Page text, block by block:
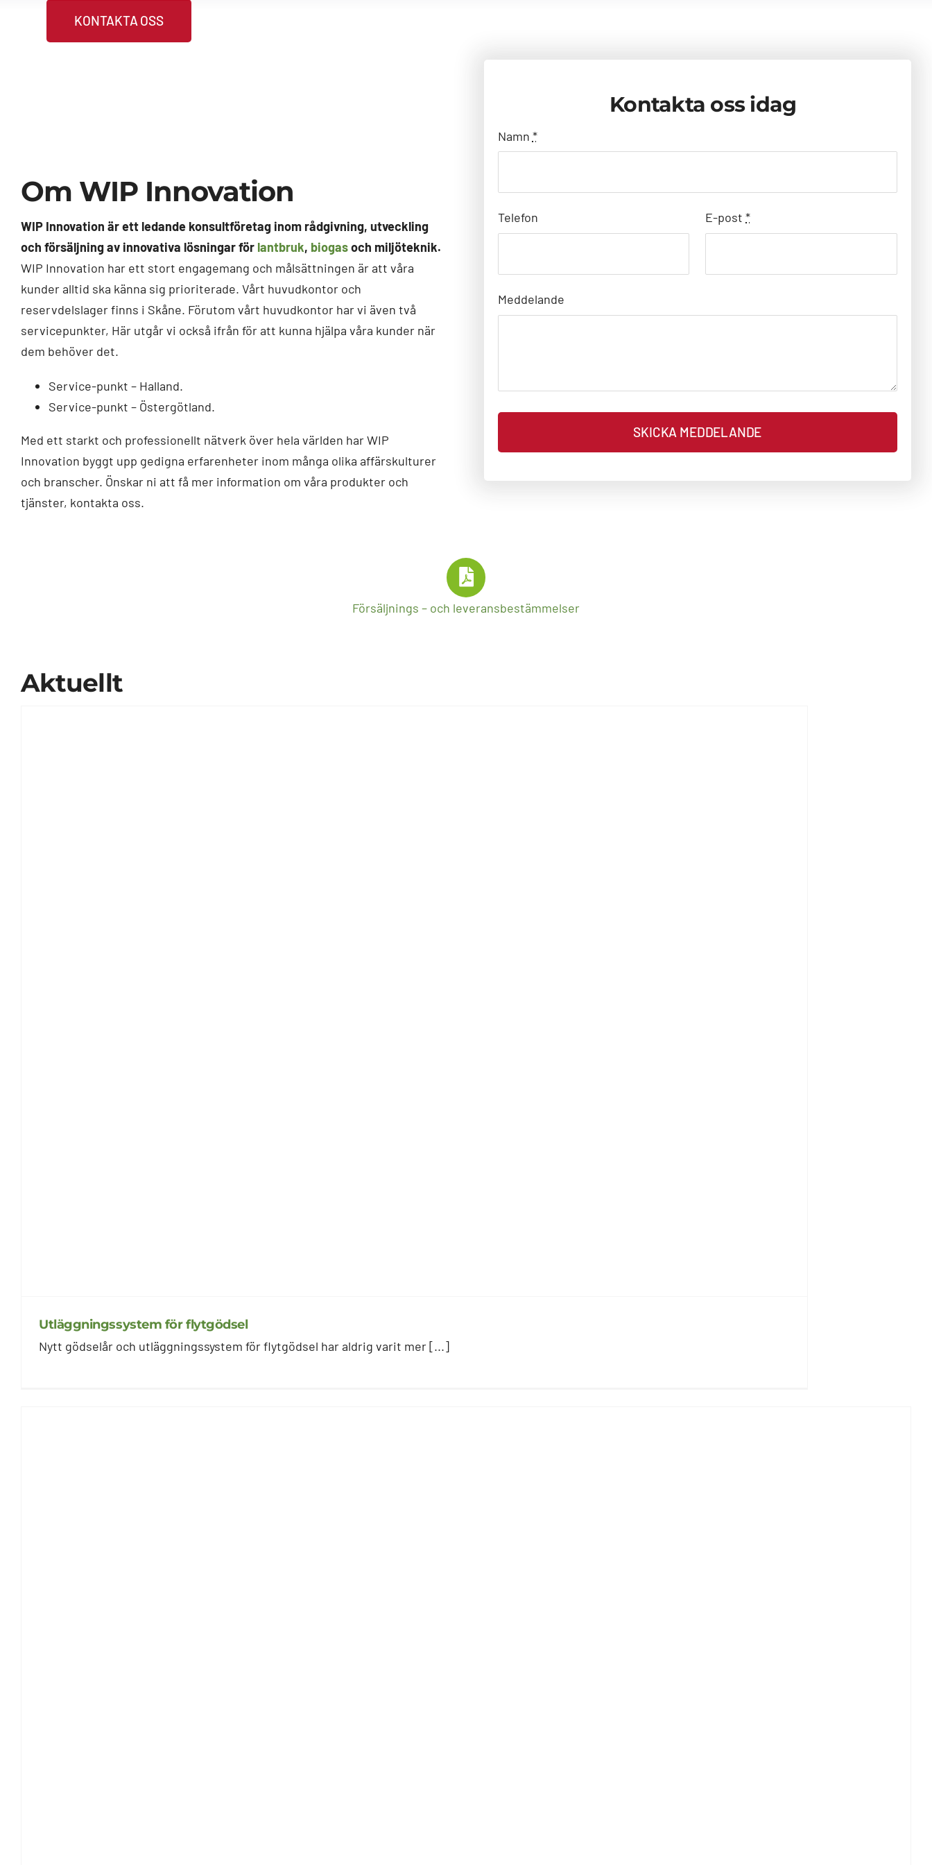
KONTAKTA OSS
Om WIP Innovation
WIP Innovation är ett ledande konsultföretag inom rådgivning, utveckling
och försäljning av innovativa lösningar för lantbruk, biogasoch miljöteknik.
WIP Innovation har ett stort engagemang och målsättningen är att våra
kunder alltid ska känna sig prioriterade. Vårt huvudkontor och
reservdelslager finns i Skåne. Förutom vårt huvudkontor har vi även två
servicepunkter, Här utgår vi också ifrån för att kunna hjälpa våra kunder när
dem behöver det.
Service-punkt – Halland.
Service-punkt – Östergötland.
Med ett starkt och professionellt nätverk över hela världen har WIP
Innovation byggt upp gedigna erfarenheter inom många olika affärskulturer
och branscher. Önskar ni att få mer information om våra produkter och
tjänster, kontakta oss.
Kontakta oss idag
Namn *
Telefon E-post*
Meddelande
SKICKA MEDDELANDE
Försäljnings – och leveransbestämmelser
Aktuellt
Utläggningssystem för flytgödsel
Nytt gödselår och utläggningssystem för flytgödsel har aldrig varit mer [...]